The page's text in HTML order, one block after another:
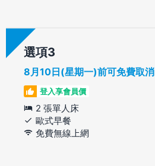
選項
8月10日(星期一)前可免費取消
登入享會員價
2 張單人床
歐式早餐
免費無線上網